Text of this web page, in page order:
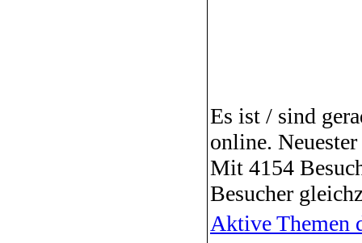
Es ist / sind
online.
Mit 4154
Besucher
Aktive Themen